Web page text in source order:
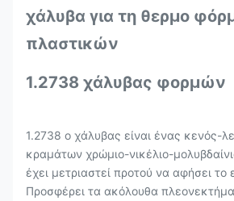
χάλυβα για τη θερμο
πλαστικών
1.2738 χάλυβας φορμών
1.2738 ο χάλυβας είναι ένας κενός-
κραμάτων χρώμιο-νικέλιο-
έχει μετριαστεί προτού να αφήσει το
Προσφέρει τα ακόλουθα